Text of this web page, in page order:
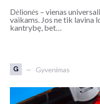
Dėlionės – vienas
vaikams. Jos ne tik lavina
kantrybę, bet…
G Gyvenimas